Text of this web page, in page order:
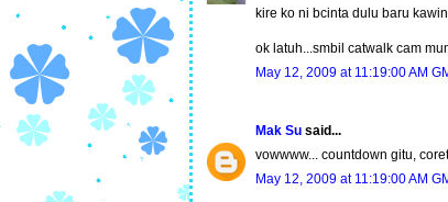
kire ko ni bcinta dulu baru
ok latuh...smbil catwalk cam
May 12, 2009 at 11:19:00 AM
Mak Su said...
vowwww... countdown gitu,
May 12, 2009 at 11:19:00 AM